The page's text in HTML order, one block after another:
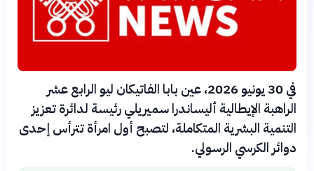
في 30 يونيو 2026، عين بابا الفاتيكان ليو الرابع عشر
الراهبة الإيطالية أليساندرا سميريلي رئيسة لدائرة تعزيز
التنمية البشرية المتكاملة، لتصبح أول امرأة تترأس إحدى
دوائر الكرسي الرسولي.